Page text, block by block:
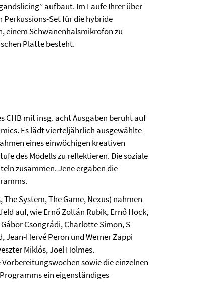
aufbaut. Im Laufe Ihrer über
Set für die hybride
einem Schwanenhalsmikrofon zu
Platte besteht.
CHB mit insg. acht Ausgaben beruht auf
Es lädt vierteljährlich ausgewählte
eines einwöchigen kreativen
des Modells zu reflektieren. Die soziale
zusammen. Jene ergaben die
System, The Game, Nexus) nahmen
auf, wie Ernő Zoltán Rubik, Ernő Hock,
Csongrádi, Charlotte Simon, S
Jean-Hervé Peron und Werner Zappi
Miklós, Joel Holmes.
sowie die einzelnen
ein eigenständiges